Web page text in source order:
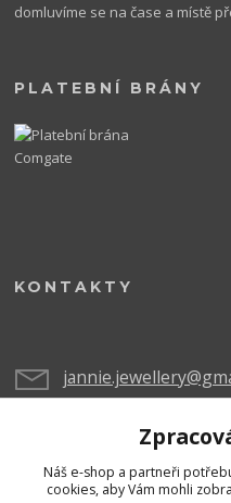
domluvíme se na čase a místě
PLATEBNÍ BRÁNY
KONTAKTY
Náš e-shop a partneři
cookies, aby Vám mohli